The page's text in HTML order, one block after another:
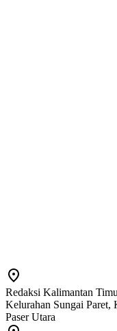
Redaksi Kalimantan
Kelurahan Sungai Paret,
Paser Utara